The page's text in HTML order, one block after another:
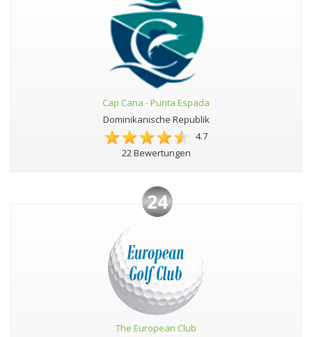
Cap Cana - Punta Espada
Dominikanische Republik
4.7
22 Bewertungen
24
The European Club